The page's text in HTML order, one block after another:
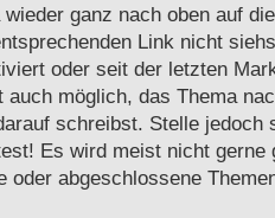
ganz nach oben auf
Link nicht
oder seit der letzten
möglich, das Thema
schreibst. Stelle jedoch
Es wird meist nicht gerne
oder abgeschlossene